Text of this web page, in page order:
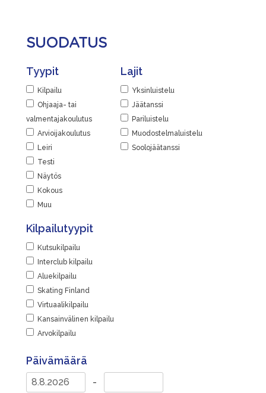
SUODATUS
Tyypit
Kilpailu
Ohjaaja- tai
valmentajakoulutus
Arvioijakoulutus
Leiri
Testi
Näytös
Kokous
Muu
Lajit
Yksinluistelu
Jäätanssi
Pariluistelu
Muodostelmaluistelu
Soolojäätanssi
Kilpailutyypit
Kutsukilpailu
Interclub kilpailu
Aluekilpailu
Skating Finland
Virtuaalikilpailu
Kansainvälinen kilpailu
Arvokilpailu
Päivämäärä
-